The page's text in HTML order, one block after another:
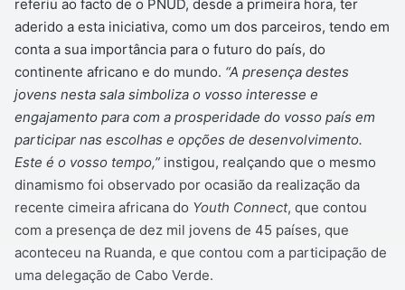
referiu ao facto de o PNUD, desde a primeira hora, ter
aderido a esta iniciativa, como um dos parceiros, tendo em
conta a sua importância para o futuro do país, do
continente africano e do mundo. “A presença destes
jovens nesta sala simboliza o vosso interesse e
engajamento para com a prosperidade do vosso país em
participar nas escolhas e opções de desenvolvimento.
Este é o vosso tempo,” instigou, realçando que o mesmo
dinamismo foi observado por ocasião da realização da
recente cimeira africana do Youth Connect, que contou
com a presença de dez mil jovens de 45 países, que
aconteceu na Ruanda, e que contou com a participação de
uma delegação de Cabo Verde.